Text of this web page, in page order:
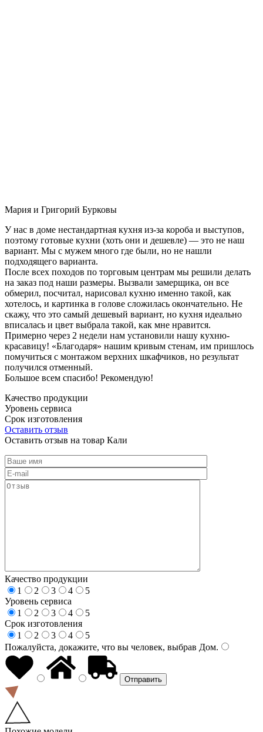
Мария и Григорий Бурковы
У нас в доме нестандартная кухня из-за короба и выступов,
поэтому готовые кухни (хоть они и дешевле) — это не наш
вариант. Мы с мужем много где были, но не нашли
подходящего варианта.
После всех походов по торговым центрам мы решили делать
на заказ под наши размеры. Вызвали замерщика, он все
обмерил, посчитал, нарисовал кухню именно такой, как
хотелось, и картинка в голове сложилась окончательно. Не
скажу, что это самый дешевый вариант, но кухня идеально
вписалась и цвет выбрала такой, как мне нравится.
Примерно через 2 недели нам установили нашу кухню-
красавицу! «Благодаря» нашим кривым стенам, им пришлось
помучиться с монтажом верхних шкафчиков, но результат
получился отменный.
Большое всем спасибо! Рекомендую!
Качество продукции
Уровень сервиса
Срок изготовления
Оставить отзыв
Оставить отзыв на товар Кали
Качество продукции
1
2 3 4
5
Уровень сервиса
1
2 3 4
5
Срок изготовления
1
2 3 4
5
Пожалуйста, докажите, что вы человек, выбрав Дом.